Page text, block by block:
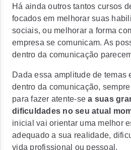
Há ainda outros tantos cursos
focados em melhorar suas
sociais, ou melhorar a forma
empresa se comunicam. As
dentro da comunicação
Dada essa amplitude de temas
dentro da comunicação,
para fazer atente-sea suas
dificuldades no seu atual
inicial vai orientar uma melhor
adequado a sua realidade,
vida profissional ou pessoal.